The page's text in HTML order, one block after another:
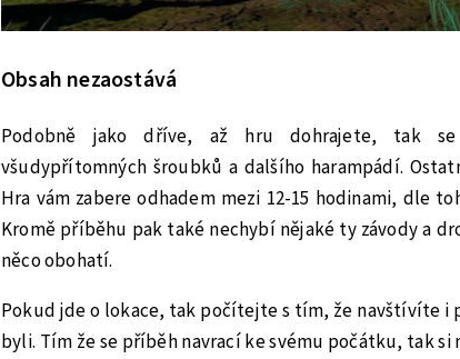
Obsah nezaostává
Podobně jako dříve, až hru dohrajete, tak
všudypřítomných šroubků a dalšího harampádí.
Hra vám zabere odhadem mezi 12-15 hodinami, dle
Kromě příběhu pak také nechybí nějaké ty závody a
něco obohatí.
Pokud jde o lokace, tak počítejte s tím, že navštívíte i
byli. Tím že se příběh navrací ke svému počátku, tak